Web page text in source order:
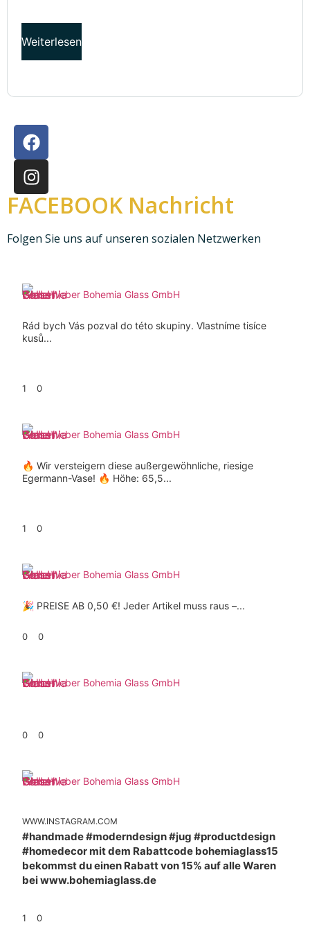
Weiterlesen
FACEBOOK Nachricht
Folgen Sie uns auf unseren sozialen Netzwerken
Weber Bohemia Glass GmbH
Rád bych Vás pozval do této skupiny. Vlastníme tisíce
kusů...
1 0
Weber Bohemia Glass GmbH
🔥 Wir versteigern diese außergewöhnliche, riesige
Egermann-Vase! 🔥 Höhe: 65,5...
1 0
Weber Bohemia Glass GmbH
🎉 PREISE AB 0,50 €! Jeder Artikel muss raus –...
0 0
Weber Bohemia Glass GmbH
0 0
Weber Bohemia Glass GmbH
WWW.INSTAGRAM.COM
#handmade #moderndesign #jug #productdesign
#homedecor mit dem Rabattcode bohemiaglass15
bekommst du einen Rabatt von 15% auf alle Waren
bei www.bohemiaglass.de
1 0